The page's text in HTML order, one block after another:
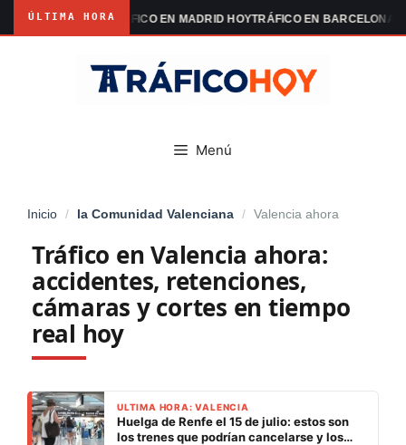
ÚLTIMA HORA
TRÁFICO EN MADRID HOYTRÁFICO EN BARCELONA HOY
Menú
Inicio / la Comunidad Valenciana / Valencia ahora
Tráfico en Valencia ahora:
accidentes, retenciones,
cámaras y cortes en tiempo
real hoy
ULTIMA HORA: VALENCIA
Huelga de Renfe el 15 de julio: estos son
los trenes que podrían cancelarse y los